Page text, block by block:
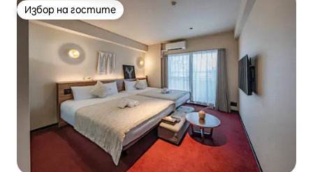
Избор на гостите
Избор на гостите